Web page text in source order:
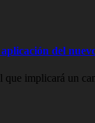
del
implicará un